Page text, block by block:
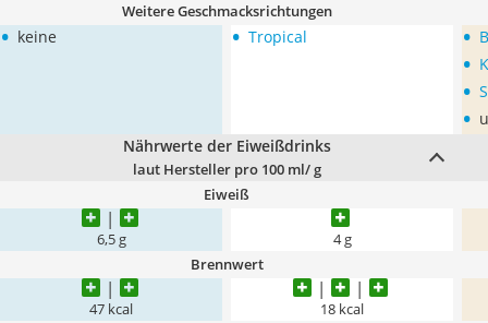
Weitere Geschmacksrichtungen
• keine • Tropical •
•
•
•
Nährwerte der Eiweißdrinks
laut Hersteller pro 100 ml/ g
Eiweiß
6,5 g 4 g
Brennwert
47 kcal 18 kcal